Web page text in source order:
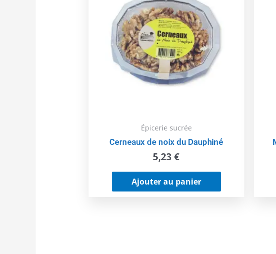
Épicerie sucrée
Cerneaux de noix du Dauphiné
5,23€
Ajouter au panier